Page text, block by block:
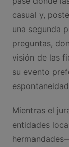
casual y,
una segunda
preguntas,
visión de las
su evento
Mientras el
entidades